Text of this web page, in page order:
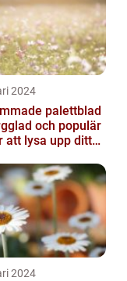
2024
palettblad
och populär
att lysa upp ditt
2024